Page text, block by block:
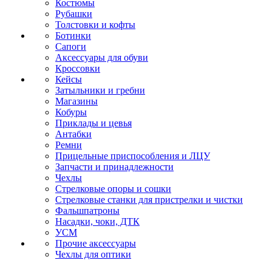
Костюмы
Рубашки
Толстовки и кофты
Ботинки
Сапоги
Аксессуары для обуви
Кроссовки
Кейсы
Затыльники и гребни
Магазины
Кобуры
Приклады и цевья
Антабки
Ремни
Прицельные приспособления и ЛЦУ
Запчасти и принадлежности
Чехлы
Стрелковые опоры и сошки
Стрелковые станки для пристрелки и чистки
Фальшпатроны
Насадки, чоки, ДТК
УСМ
Прочие аксессуары
Чехлы для оптики